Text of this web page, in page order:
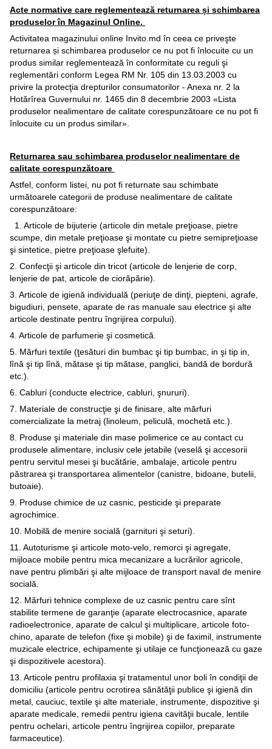
Acte normative care reglementează returnarea și schimbarea
produselor în Magazinul Online.
Activitatea magazinului online Invito.md în ceea ce priveşte
returnarea și schimbarea produselor ce nu pot fi înlocuite cu un
produs similar reglementează în conformitate cu reguli şi
reglementări conform Legea RM Nr. 105 din 13.03.2003 cu
privire la protecţia drepturilor consumatorilor - Anexa nr. 2 la
Hotărîrea Guvernului nr. 1465 din 8 decembrie 2003 «Lista
produselor nealimentare de calitate corespunzătoare ce nu pot fi
înlocuite cu un produs similar».
Returnarea sau schimbarea produselor nealimentare de
calitate corespunzătoare
Astfel, conform listei, nu pot fi returnate sau schimbate
următoarele categorii de produse nealimentare de calitate
corespunzătoare:
1. Articole de bijuterie (articole din metale preţioase, pietre
scumpe, din metale preţioase şi montate cu pietre semipreţioase
şi sintetice, pietre preţioase şlefuite).
2. Confecţii şi articole din tricot (articole de lenjerie de corp,
lenjerie de pat, articole de ciorăpărie).
3. Articole de igienă individuală (periuţe de dinţi, piepteni, agrafe,
bigudiuri, pensete, aparate de ras manuale sau electrice şi alte
articole destinate pentru îngrijirea corpului).
4. Articole de parfumerie şi cosmetică.
5. Mărfuri textile (ţesături din bumbac şi tip bumbac, in şi tip in,
lînă şi tip lînă, mătase şi tip mătase, panglici, bandă de bordură
etc.).
6. Cabluri (conducte electrice, cabluri, şnururi).
7. Materiale de construcţie şi de finisare, alte mărfuri
comercializate la metraj (linoleum, peliculă, mochetă etc.).
8. Produse şi materiale din mase polimerice ce au contact cu
produsele alimentare, inclusiv cele jetabile (veselă şi accesorii
pentru servitul mesei şi bucătărie, ambalaje, articole pentru
păstrarea şi transportarea alimentelor (canistre, bidoane, butelii,
butoaie).
9. Produse chimice de uz casnic, pesticide şi preparate
agrochimice.
10. Mobilă de menire socială (garnituri şi seturi).
11. Autoturisme şi articole moto-velo, remorci şi agregate,
mijloace mobile pentru mica mecanizare a lucrărilor agricole,
nave pentru plimbări şi alte mijloace de transport naval de menire
socială.
12. Mărfuri tehnice complexe de uz casnic pentru care sînt
stabilite termene de garanţie (aparate electrocasnice, aparate
radioelectronice, aparate de calcul şi multiplicare, articole foto-
chino, aparate de telefon (fixe şi mobile) şi de faximil, instrumente
muzicale electrice, echipamente şi utilaje ce funcţionează cu gaze
şi dispozitivele acestora).
13. Articole pentru profilaxia şi tratamentul unor boli în condiţii de
domiciliu (articole pentru ocrotirea sănătăţii publice şi igienă din
metal, cauciuc, textile şi alte materiale, instrumente, dispozitive şi
aparate medicale, remedii pentru igiena cavităţii bucale, lentile
pentru ochelari, articole pentru îngrijirea copiilor, preparate
farmaceutice).